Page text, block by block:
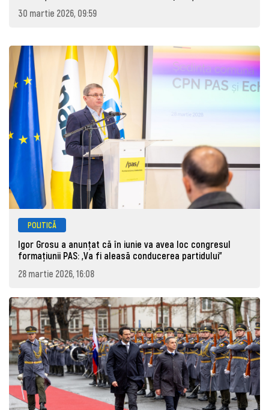
30 martie 2026, 09:59
POLITICĂ
Igor Grosu a anunțat că în iunie va avea loc congresul
formațiunii PAS: „Va fi aleasă conducerea partidului”
28 martie 2026, 16:08